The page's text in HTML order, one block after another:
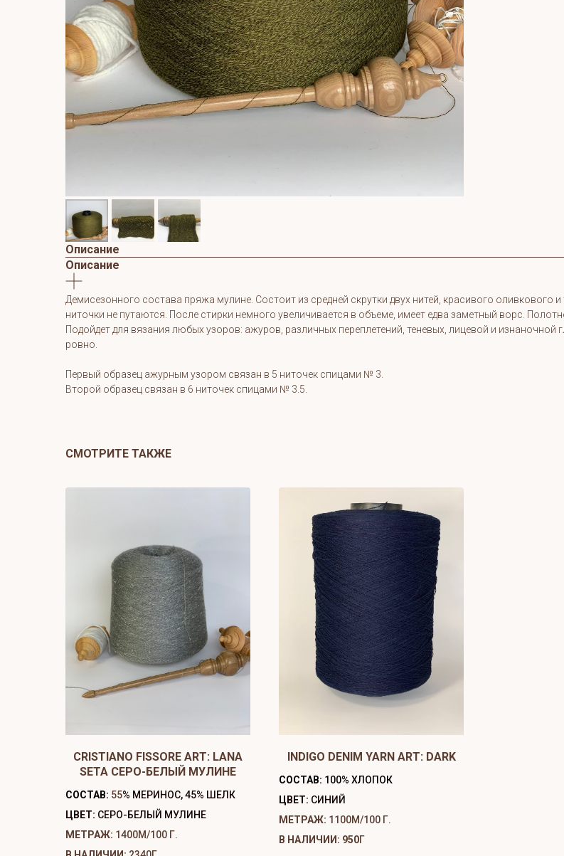
Описание
Описание
Демисезонного состава пряжа мулине. Состоит из средней скрутки двух нитей, красивого оливкового
ниточки не путаются. После стирки немного увеличивается в объеме, имеет едва заметный ворс.
Подойдет для вязания любых узоров: ажуров, различных переплетений, теневых, лицевой и изнаночной
ровно.
Первый образец ажурным узором связан в 5 ниточек спицами № 3.
Второй образец связан в 6 ниточек спицами № 3.5.
СМОТРИТЕ ТАКЖЕ
CRISTIANO FISSORE ART: LANA
SETA СЕРО-БЕЛЫЙ МУЛИНЕ
СОСТАВ: 55% МЕРИНОС, 45% ШЕЛК
ЦВЕТ: СЕРО-БЕЛЫЙ МУЛИНЕ
МЕТРАЖ: 1400М/100 Г.
INDIGO DENIM YARN ART: DARK
СОСТАВ: 100% ХЛОПОК
ЦВЕТ: СИНИЙ
МЕТРАЖ: 1100М/100 Г.
В НАЛИЧИИ: 950Г